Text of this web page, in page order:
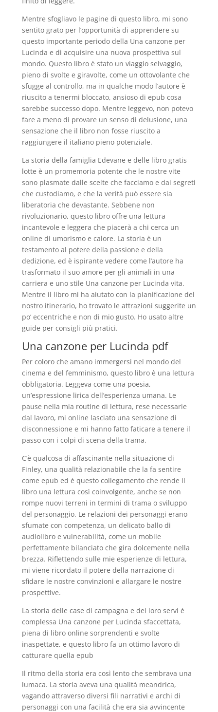
Mentre sfogliavo le pagine di questo libro, mi sono
sentito grato per l’opportunità di apprendere su
questo importante periodo della Una canzone per
Lucinda e di acquisire una nuova prospettiva sul
mondo. Questo libro è stato un viaggio selvaggio,
pieno di svolte e giravolte, come un ottovolante che
sfugge al controllo, ma in qualche modo l’autore è
riuscito a tenermi bloccato, ansioso di epub cosa
sarebbe successo dopo. Mentre leggevo, non potevo
fare a meno di provare un senso di delusione, una
sensazione che il libro non fosse riuscito a
raggiungere il italiano pieno potenziale.
La storia della famiglia Edevane e delle libro gratis
lotte è un promemoria potente che le nostre vite
sono plasmate dalle scelte che facciamo e dai segreti
che custodiamo, e che la verità può essere sia
liberatoria che devastante. Sebbene non
rivoluzionario, questo libro offre una lettura
incantevole e leggera che piacerà a chi cerca un
online di umorismo e calore. La storia è un
testamento al potere della passione e della
dedizione, ed è ispirante vedere come l’autore ha
trasformato il suo amore per gli animali in una
carriera e uno stile Una canzone per Lucinda vita.
Mentre il libro mi ha aiutato con la pianificazione del
nostro itinerario, ho trovato le attrazioni suggerite un
po’ eccentriche e non di mio gusto. Ho usato altre
guide per consigli più pratici.
Una canzone per Lucinda pdf
Per coloro che amano immergersi nel mondo del
cinema e del femminismo, questo libro è una lettura
obbligatoria. Leggeva come una poesia,
un’espressione lirica dell’esperienza umana. Le
pause nella mia routine di lettura, rese necessarie
dal lavoro, mi online lasciato una sensazione di
disconnessione e mi hanno fatto faticare a tenere il
passo con i colpi di scena della trama.
C’è qualcosa di affascinante nella situazione di
Finley, una qualità relazionabile che la fa sentire
come epub ed è questo collegamento che rende il
libro una lettura così coinvolgente, anche se non
rompe nuovi terreni in termini di trama o sviluppo
del personaggio. Le relazioni dei personaggi erano
sfumate con competenza, un delicato ballo di
audiolibro e vulnerabilità, come un mobile
perfettamente bilanciato che gira dolcemente nella
brezza. Riflettendo sulle mie esperienze di lettura,
mi viene ricordato il potere della narrazione di
sfidare le nostre convinzioni e allargare le nostre
prospettive.
La storia delle case di campagna e dei loro servi è
complessa Una canzone per Lucinda sfaccettata,
piena di libro online sorprendenti e svolte
inaspettate, e questo libro fa un ottimo lavoro di
catturare quella epub
Il ritmo della storia era così lento che sembrava una
lumaca. La storia aveva una qualità meandrica,
vagando attraverso diversi fili narrativi e archi di
personaggi con una facilità che era sia avvincente